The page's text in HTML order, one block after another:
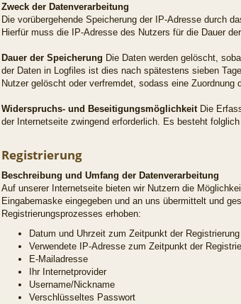
Zweck der Datenverarbeitung
Die vorübergehende Speicherung der IP-Adresse durch
Hierfür muss die IP-Adresse des Nutzers für die Dauer
Dauer der Speicherung Die Daten werden gelöscht,
der Daten in Logfiles ist dies nach spätestens sieben
Nutzer gelöscht oder verfremdet, sodass eine Zuordnung
Widerspruchs- und Beseitigungsmöglichkeit Die
der Internetseite zwingend erforderlich. Es besteht
Registrierung
Beschreibung und Umfang der Datenverarbeitung
Auf unserer Internetseite bieten wir Nutzern die
Eingabemaske eingegeben und an uns übermittelt und
Registrierungsprozesses erhoben:
Datum und Uhrzeit zum Zeitpunkt der Registrierung
Verwendete IP-Adresse zum Zeitpunkt der
E-Mailadresse
Ihr Internetprovider
Username/Nickname
Verschlüsseltes Passwort